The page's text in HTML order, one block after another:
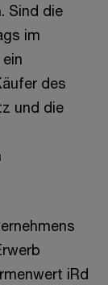
Sind die
im
des
und die
iRd